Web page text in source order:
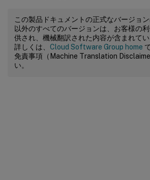
この製品ドキュメントの正式なバージョ
以外のすべてのバージョンは、お客様の
供され、機械翻訳された内容が含まれてい
詳しくは、 Cloud Software Group home
免責事項（Machine Translation
い。